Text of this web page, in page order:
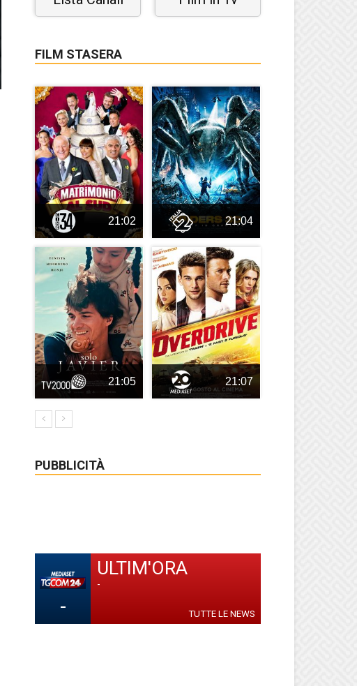
FILM STASERA
21:02 21:04
21:05 21:07
PUBBLICITÀ
-
ULTIM'ORA
-
TUTTE LE NEWS